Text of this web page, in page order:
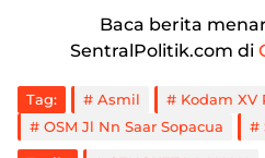
Baca berita
SentralPolitik.com di
Tag: Asmil
Kodam XV
OSM Jl Nn Saar Sopacua